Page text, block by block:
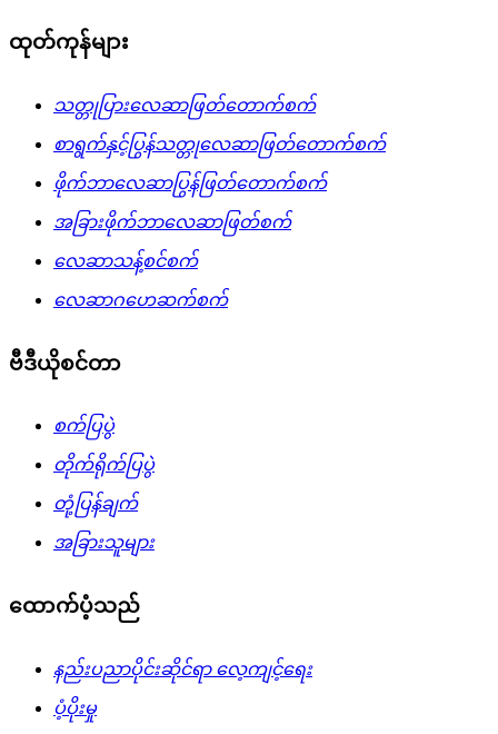
ထုတ်ကုန်များ
သတ္တုပြားလေဆာဖြတ်တောက်စက်
စာရွက်နှင့်ပြွန်သတ္တုလေဆာဖြတ်တောက်စက်
ဖိုက်ဘာလေဆာပြွန်ဖြတ်တောက်စက်
အခြားဖိုက်ဘာလေဆာဖြတ်စက်
လေဆာသန့်စင်စက်
လေဆာဂဟေဆက်စက်
ဗီဒီယိုစင်တာ
စက်ပြပွဲ
တိုက်ရိုက်ပြပွဲ
တုံ့ပြန်ချက်
အခြားသူများ
ထောက်ပံ့သည်
နည်းပညာပိုင်းဆိုင်ရာ လေ့ကျင့်ရေး
ပံ့ပိုးမှု